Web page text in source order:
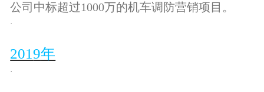
公司中标超过1000万的机车调防营销项目。
·
2019年
·